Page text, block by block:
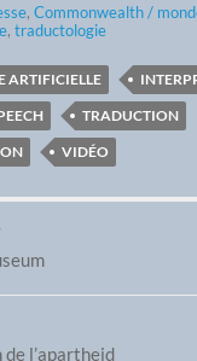
,Commonwealth /
,traductologie
ARTIFICIELLE
TRADUCTION
VIDÉO
de l’apartheid